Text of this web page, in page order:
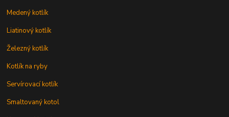
Medený kotlík
Liatinový kotlík
Železný kotlík
Kotlík na ryby
Servírovací kotlík
Smaltovaný kotol